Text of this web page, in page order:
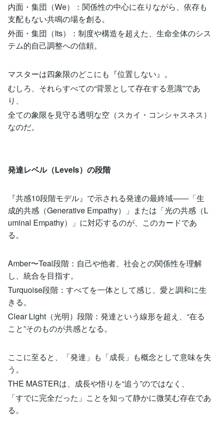
内面・集団（We）：関係性の中心に在りながら、依存も
支配もない共鳴の場を創る。
外面・集団（Its）：制度や構造を超えた、生命全体のシス
テム的自己調整への信頼。
マスターは四象限のどこにも『位置しない』。
むしろ、それらすべての“背景として存在する意識”であ
り、
全ての象限を見守る透明な空（スカイ・コンシャスネス）
なのだ。
発達レベル（Levels）の段階
『共感10段階モデル』で示される発達の最終域――「生
成的共感（Generative Empathy）」または「光の共感（L
uminal Empathy）」に対応するのが、このカードであ
る。
Amber〜Teal段階：自己や他者、社会との関係性を理解
し、統合を目指す。
Turquoise段階：すべてを一体として感じ、愛と調和に生
きる。
Clear Light（光明）段階：発達という線形を超え、“在る
こと”そのものが共感となる。
ここに至ると、「発達」も「成長」も概念として意味を失
う。
THE MASTERは、成長や悟りを“追う”のではなく、
「すでに完全だった」ことを知って静かに微笑む存在であ
る。